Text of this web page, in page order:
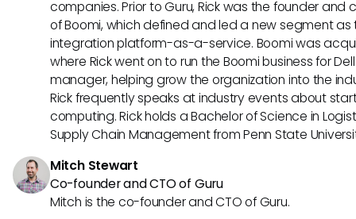
companies. Prior to Guru, Rick was the founder
of Boomi, which defined and led a new segment
integration platform-as-a-service. Boomi was
where Rick went on to run the Boomi business for
manager, helping grow the organization into the
Rick frequently speaks at industry events about
computing. Rick holds a Bachelor of Science in
Supply Chain Management from Penn State
Mitch Stewart
Co-founder and CTO of Guru
Mitch is the co-founder and CTO of Guru.